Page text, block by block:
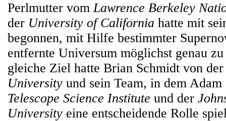
Perlmutter vomLawrence Berkeley
der University of California hatte mit
begonnen, mit Hilfe bestimmter
entfernte Universum möglichst genau
gleiche Ziel hatte Brian Schmidt von
University und sein Team, in dem
Telescope Science Institute und der
University eine entscheidende Rolle